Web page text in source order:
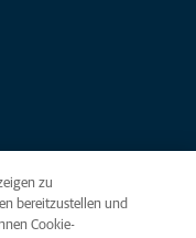
zu
bereitzustellen und
Cookie-